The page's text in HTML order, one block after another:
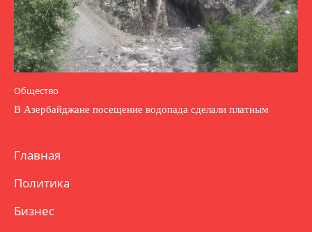
Общество
В Азербайджане посещение водопада сделали платным
Главная
Политика
Бизнес